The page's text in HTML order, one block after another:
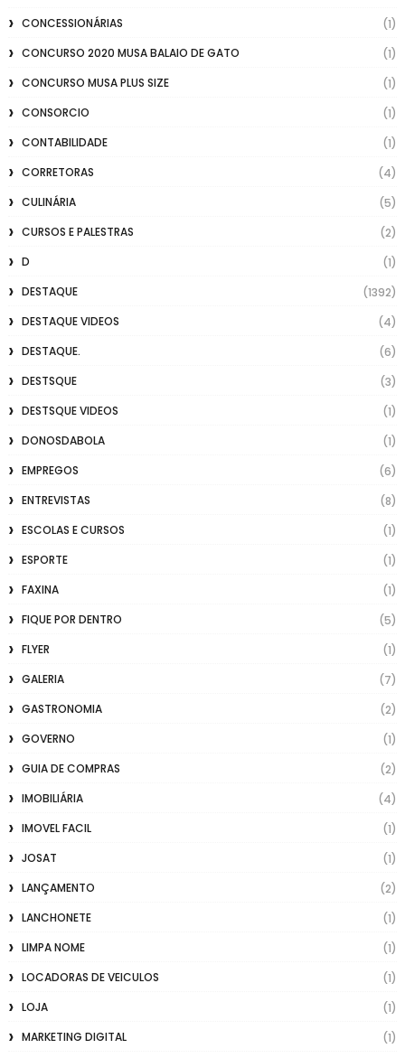
CONCESSIONÁRIAS
(1)
CONCURSO 2020 MUSA BALAIO DE GATO
(1)
CONCURSO MUSA PLUS SIZE
(1)
CONSORCIO
(1)
CONTABILIDADE
(1)
CORRETORAS
(4)
CULINÁRIA
(5)
CURSOS E PALESTRAS
(2)
D
(1)
DESTAQUE
(1392)
DESTAQUE VIDEOS
(4)
DESTAQUE.
(6)
DESTSQUE
(3)
DESTSQUE VIDEOS
(1)
DONOSDABOLA
(1)
EMPREGOS
(6)
ENTREVISTAS
(8)
ESCOLAS E CURSOS
(1)
ESPORTE
(1)
FAXINA
(1)
FIQUE POR DENTRO
(5)
FLYER
(1)
GALERIA
(7)
GASTRONOMIA
(2)
GOVERNO
(1)
GUIA DE COMPRAS
(2)
IMOBILIÁRIA
(4)
IMOVEL FACIL
(1)
JOSAT
(1)
LANÇAMENTO
(2)
LANCHONETE
(1)
LIMPA NOME
(1)
LOCADORAS DE VEICULOS
(1)
LOJA
(1)
MARKETING DIGITAL
(1)